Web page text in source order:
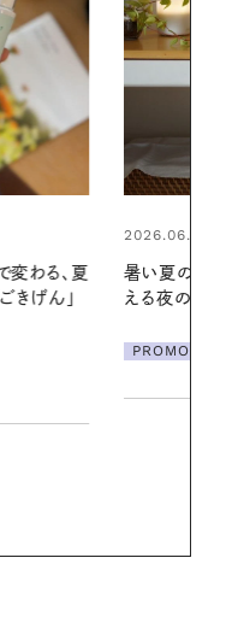
。私を整
ア
2026.07.21
発・ベーリングの